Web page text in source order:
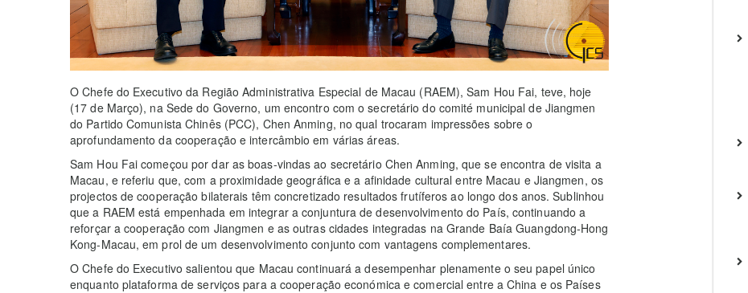
O Chefe do Executivo da Região Administrativa Especial de Macau (RAEM), Sam Hou Fai, teve, hoje
(17 de Março), na Sede do Governo, um encontro com o secretário do comité municipal de Jiangmen
do Partido Comunista Chinês (PCC), Chen Anming, no qual trocaram impressões sobre o
aprofundamento da cooperação e intercâmbio em várias áreas.
Sam Hou Fai começou por dar as boas-vindas ao secretário Chen Anming, que se encontra de visita a
Macau, e referiu que, com a proximidade geográfica e a afinidade cultural entre Macau e Jiangmen, os
projectos de cooperação bilaterais têm concretizado resultados frutíferos ao longo dos anos. Sublinhou
que a RAEM está empenhada em integrar a conjuntura de desenvolvimento do País, continuando a
reforçar a cooperação com Jiangmen e as outras cidades integradas na Grande Baía Guangdong-Hong
Kong-Macau, em prol de um desenvolvimento conjunto com vantagens complementares.
O Chefe do Executivo salientou que Macau continuará a desempenhar plenamente o seu papel único
enquanto plataforma de serviços para a cooperação económica e comercial entre a China e os Países